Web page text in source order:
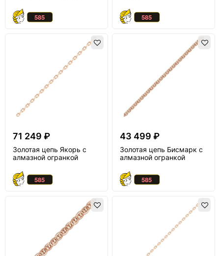
71 249 ₽
Золотая цепь Якорь с
алмазной огранкой
43 499 ₽
Золотая цепь Бисмарк с
алмазной огранкой